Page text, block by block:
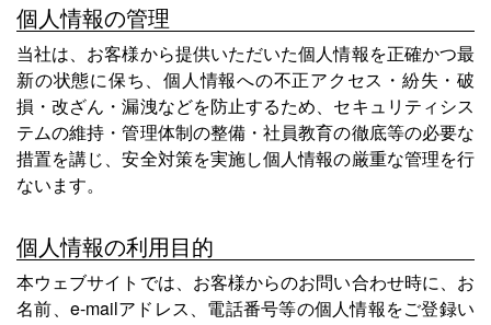
個人情報の管理
当社は、お客様から提供いただいた個人情報を正確かつ最
新の状態に保ち、個人情報への不正アクセス・紛失・破
損・改ざん・漏洩などを防止するため、セキュリティシス
テムの維持・管理体制の整備・社員教育の徹底等の必要な
措置を講じ、安全対策を実施し個人情報の厳重な管理を行
ないます。
個人情報の利用目的
本ウェブサイトでは、お客様からのお問い合わせ時に、お
名前、e-mailアドレス、電話番号等の個人情報をご登録い